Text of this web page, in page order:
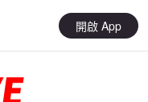
開啟 App